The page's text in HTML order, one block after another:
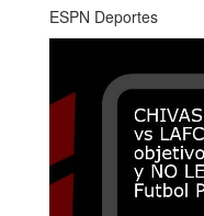
ESPN Deportes